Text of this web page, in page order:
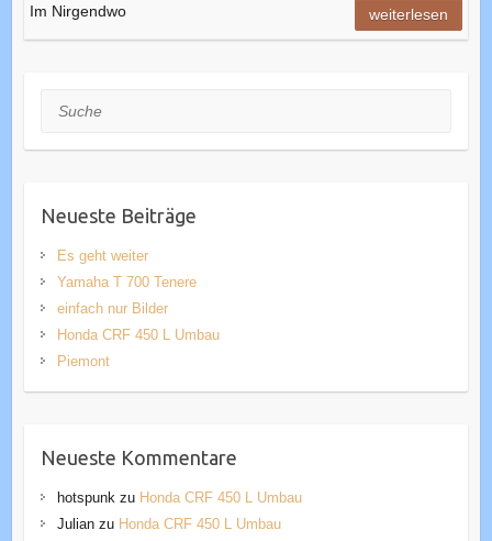
Im Nirgendwo weiterlesen
Suche
Neueste Beiträge
Es geht weiter
Yamaha T 700 Tenere
einfach nur Bilder
Honda CRF 450 L Umbau
Piemont
Neueste Kommentare
hotspunkzu Honda CRF 450 L Umbau
Julianzu Honda CRF 450 L Umbau